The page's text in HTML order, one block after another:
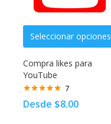
Seleccionar opciones
Compra likes para
YouTube
5.00de 5
7
Desde $8.00